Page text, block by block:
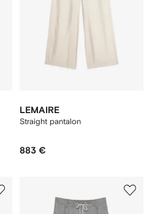
LEMAIRE
Straight pantalon
883 €